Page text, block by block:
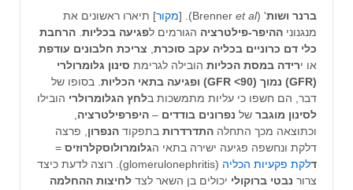
ברנר ושות' (Brenner
et al
). [מקור] תיארו ראשונים את
מנגנוני ההיפר-פילטרציה הגורמים לפגיעה בכליות הרחבת
כלי דם כרוניים בכליה עקב סוכרת צריכת חלבונים עודפת
או ירידה במסת הכליות הובילה לגרימת סינון גלומרולרי
(GFR) נמוך (GFR <90) ופגיעה בתאי הכליות
. בסופו של
דבר, הם חשפו כי עליות מתמשכות בלחץ הגלומרולרי הובילו
לסינון מוגבר של נפרונים בודדים – היפרפילטרציה
וכתוצאה מכך התחלה התדרדרות בתפקוד הנפרון , פרצה
דלקת ונחשפה פגיעה ישירה בתאי הגלומרולוסקלרוזיס =
דלקת פקעיות הכליה
(glomerulonephritis). רוצה לדעת כיצד
צרור נבטי ברוקולי יכולים בן השאר לצד לחיצות ההחלמה